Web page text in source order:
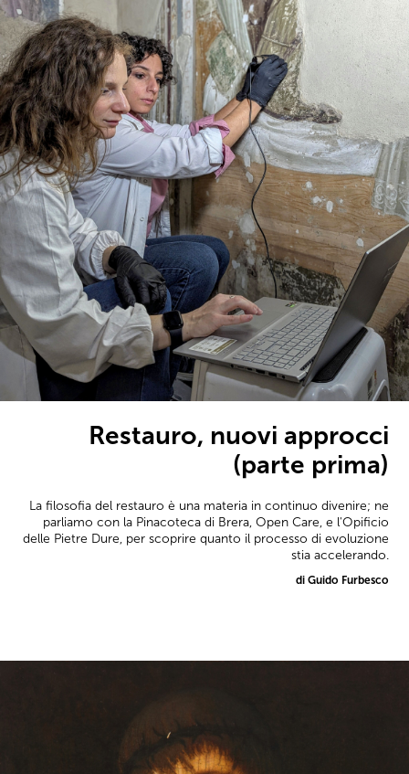
Restauro, nuovi approcci
(parte prima)
La filosofia del restauro è una materia in continuo divenire; ne
parliamo con la Pinacoteca di Brera, Open Care, e l'Opificio
delle Pietre Dure, per scoprire quanto il processo di evoluzione
stia accelerando.
di Guido Furbesco